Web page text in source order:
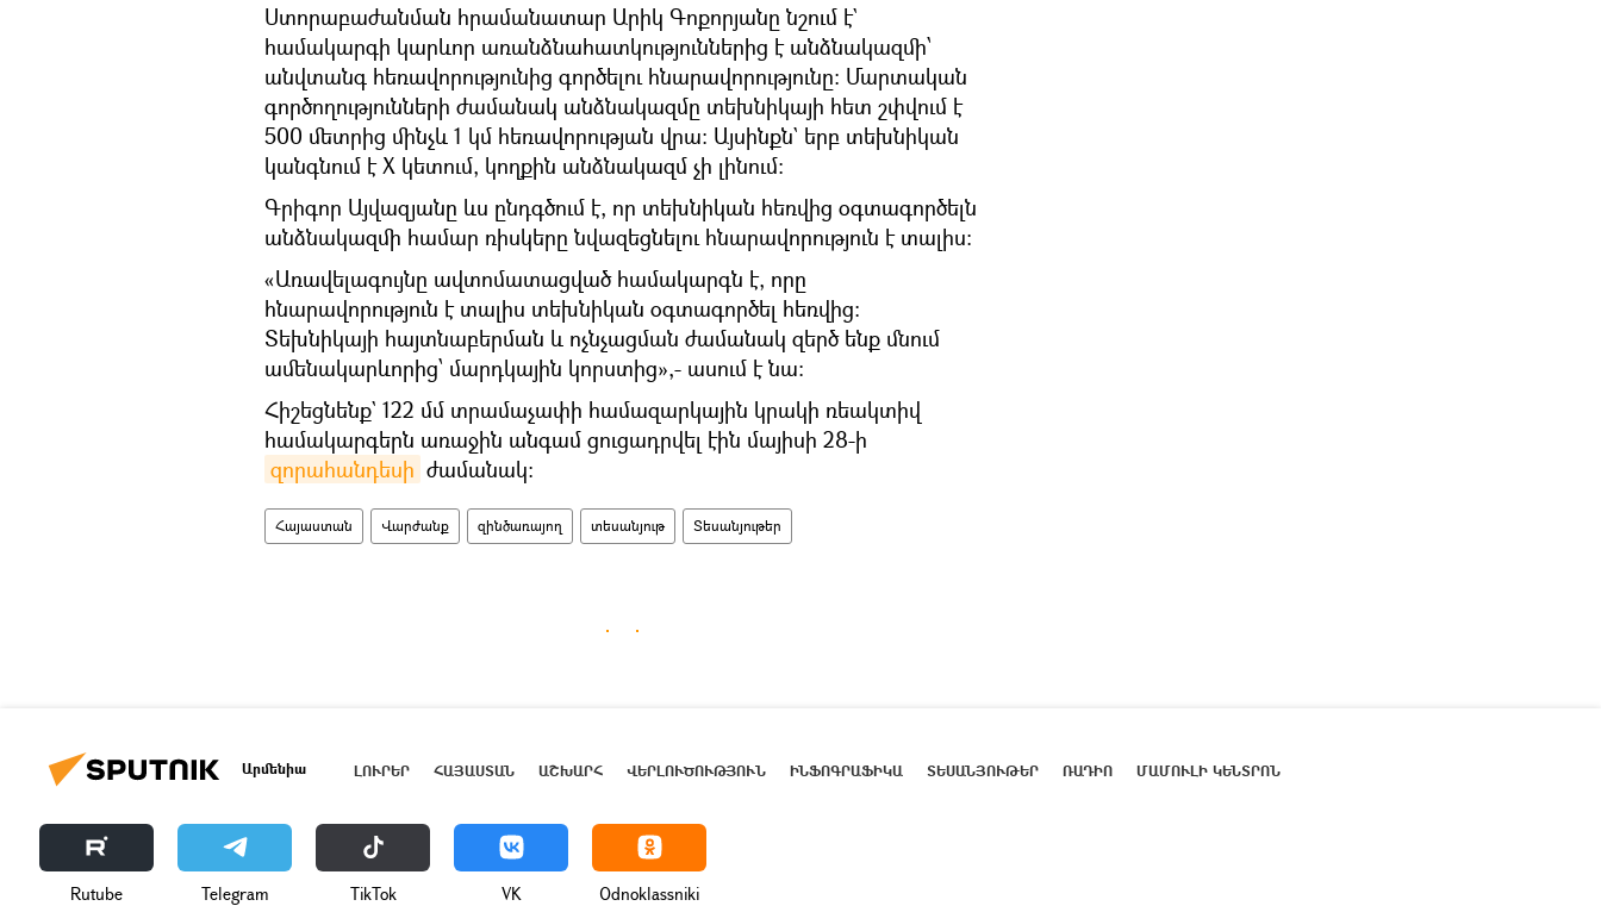
Ստորաբաժանման հրամանատար Արիկ Գոքորյանը նշում է`
համակարգի կարևոր առանձնահատկություններից է անձնակազմի՝
անվտանգ հեռավորությունից գործելու հնարավորությունը։ Մարտական
գործողությունների ժամանակ անձնակազմը տեխնիկայի հետ շփվում է
500 մետրից մինչև 1 կմ հեռավորության վրա։ Այսինքն` երբ տեխնիկան
կանգնում է X կետում, կողքին անձնակազմ չի լինում։
Գրիգոր Այվազյանը ևս ընդգծում է, որ տեխնիկան հեռվից օգտագործելն
անձնակազմի համար ռիսկերը նվազեցնելու հնարավորություն է տալիս։
«Առավելագույնը ավտոմատացված համակարգն է, որը
հնարավորություն է տալիս տեխնիկան օգտագործել հեռվից։
Տեխնիկայի հայտնաբերման և ոչնչացման ժամանակ զերծ ենք մնում
ամենակարևորից՝ մարդկային կորստից»,- ասում է նա։
Հիշեցնենք` 122 մմ տրամաչափի համազարկային կրակի ռեակտիվ
համակարգերն առաջին անգամ ցուցադրվել էին մայիսի 28-ի
զորահանդեսի ժամանակ։
Հայաստան Վարժանք զինծառայող տեսանյութ Տեսանյութեր
Արմենիա ԼՈՒՐԵՐ ՀԱՅԱՍՏԱՆ ԱՇԽԱՐՀ ՎԵՐԼՈՒԾՈՒԹՅՈՒՆ ԻՆՖՈԳՐԱՖԻԿԱ ՏԵՍԱՆՅՈՒԹԵՐ ՌԱԴԻՈ ՄԱՄՈՒԼԻ ԿԵՆՏՐՈՆ
Rutube Telegram ТikТоk VK Odnoklassniki